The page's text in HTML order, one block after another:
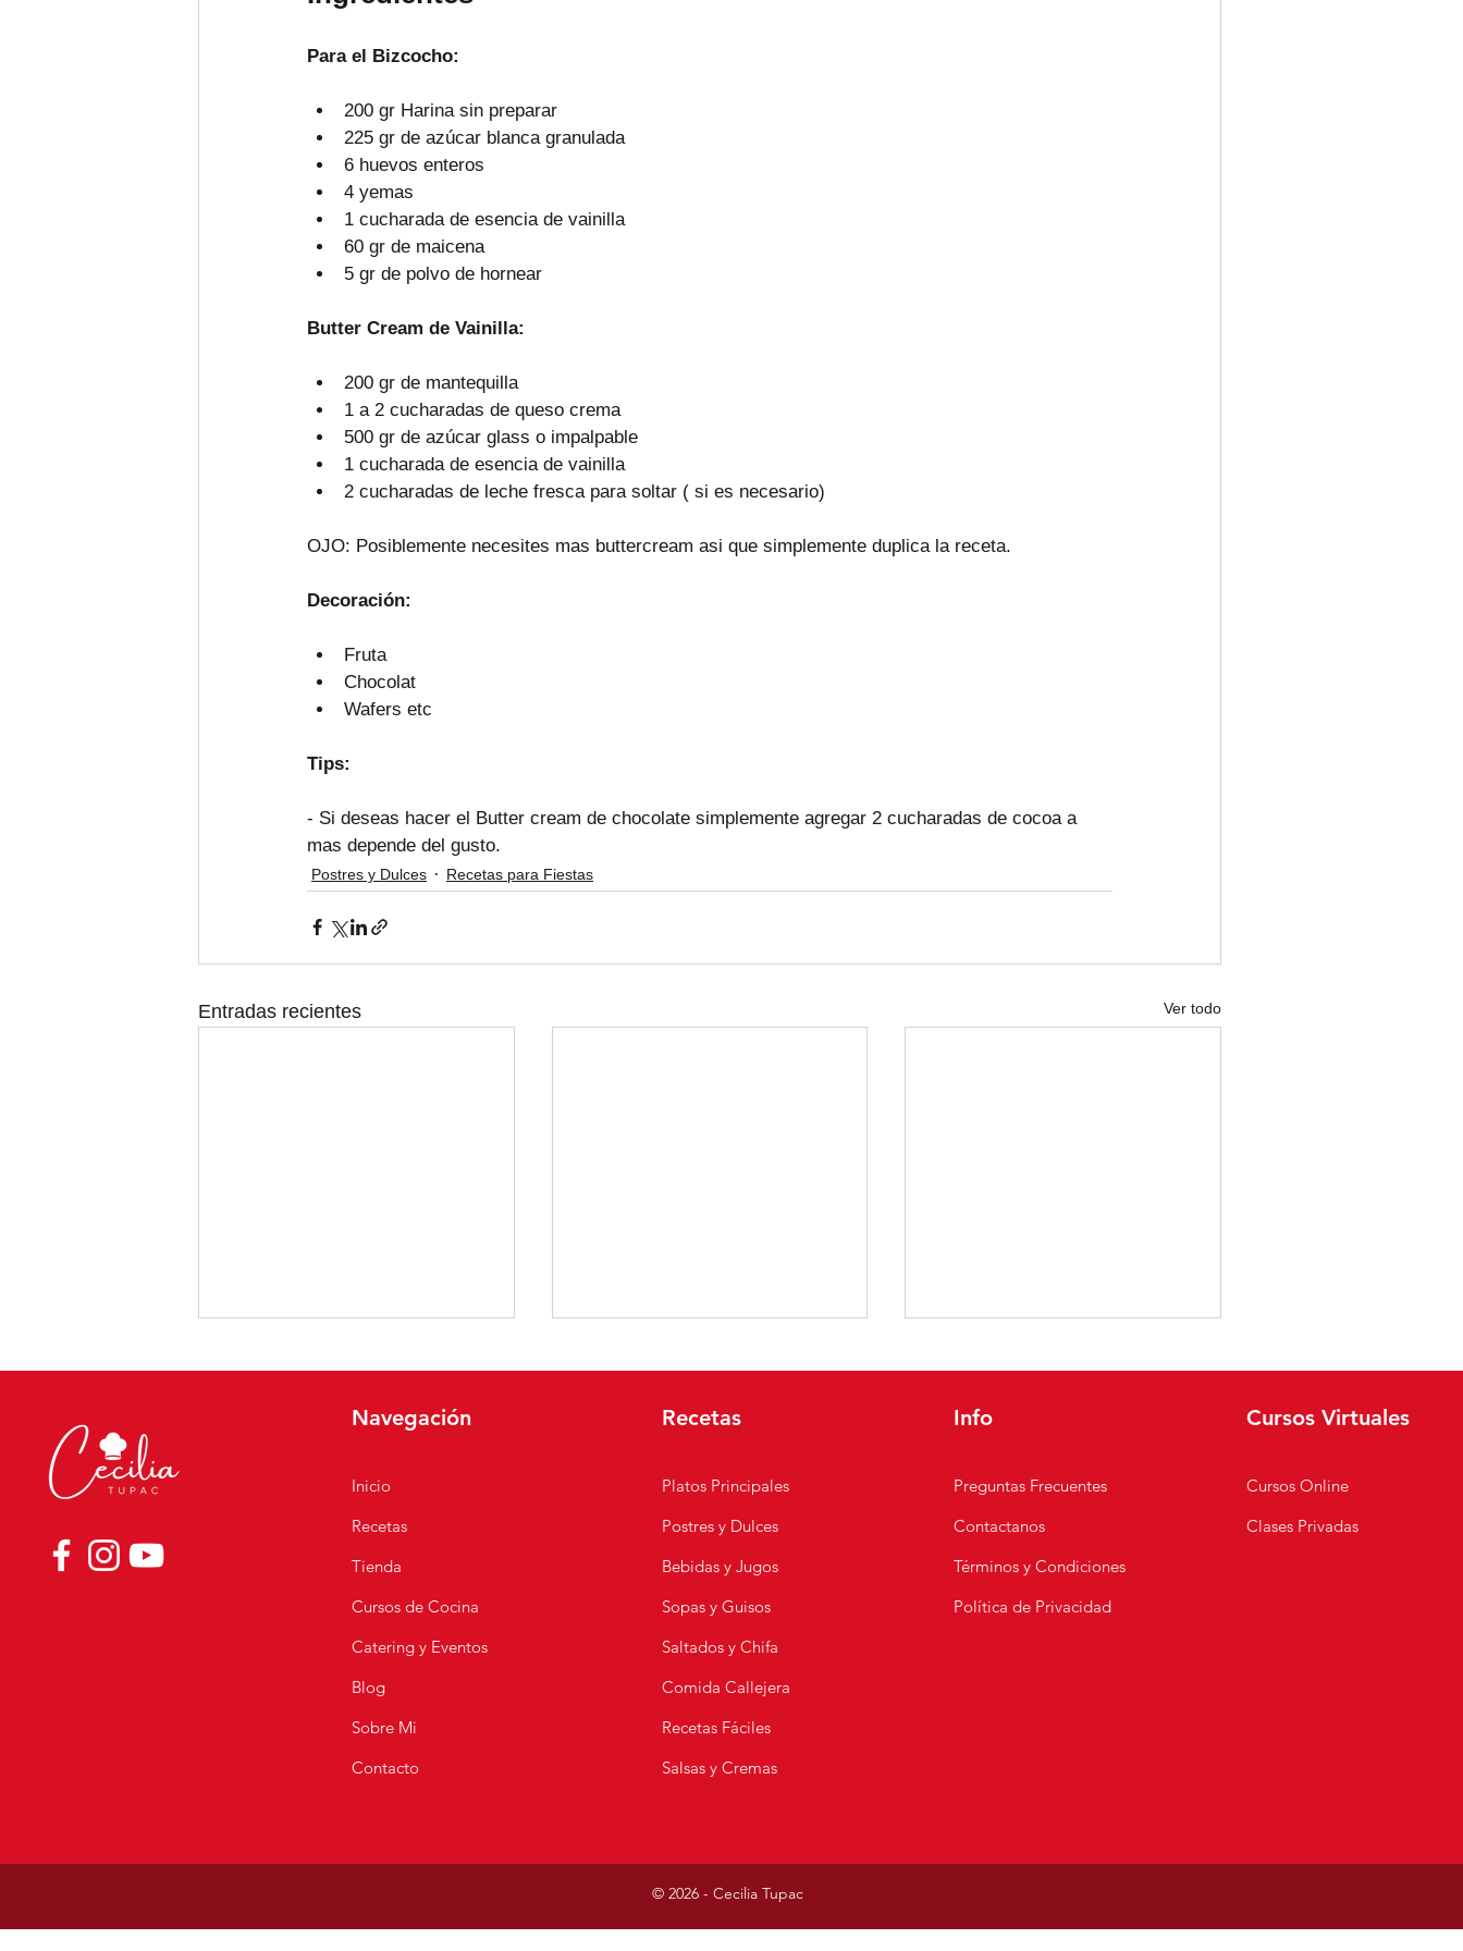
Para el Bizcocho:
200 gr Harina sin preparar
225 gr de azúcar blanca granulada
6 huevos enteros
4 yemas
1 cucharada de esencia de vainilla
60 gr de maicena
5 gr de polvo de hornear
Butter Cream de Vainilla:
200 gr de mantequilla
1 a 2 cucharadas de queso crema
500 gr de azúcar glass o impalpable
1 cucharada de esencia de vainilla
2 cucharadas de leche fresca para soltar ( si es necesario)
OJO: Posiblemente necesites mas buttercream asi que simplemente duplica la receta.
Decoración:
Fruta
Chocolat
Wafers etc
Tips:
- Si deseas hacer el Butter cream de chocolate simplemente agregar 2 cucharadas de cocoa a
mas depende del gusto.
Postres y Dulces Recetas para Fiestas
Entradas recientes Ver todo
Bizcocho de Vainilla
Casera Perfecta para Tortas
🇵🇪 Pastel de Choclo
Alitas Fritas de Pollo |
| Receta Fácil y Deliciosa
Navegación
Inicio
Recetas
Tienda
Cursos de Cocina
Catering y Eventos
Blog
Sobre Mi
Contacto
Recetas
Platos Principales
Postres y Dulces
Bebidas y Jugos
Sopas y Guisos
Saltados y Chifa
Comida Callejera
Recetas Fáciles
Salsas y Cremas
Info
Preguntas Frecuentes
Contactanos
Términos y Condiciones
Política de Privacidad
Cursos Virtuales
Cursos Online
Clases Privadas
© 2026 - Cecilia Tupac